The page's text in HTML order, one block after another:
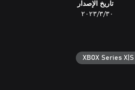
تاريخ الإصدار
٣٠‏/٣‏/٢٠٢٣
XBOX Series X|S